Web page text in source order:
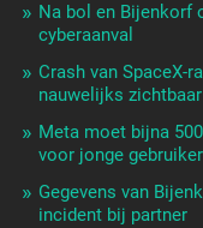
Na bol en Bijenkorf
cyberaanval
Crash van SpaceX-
nauwelijks zichtbaar
Meta moet bijna
voor jonge
Gegevens van
incident bij partner